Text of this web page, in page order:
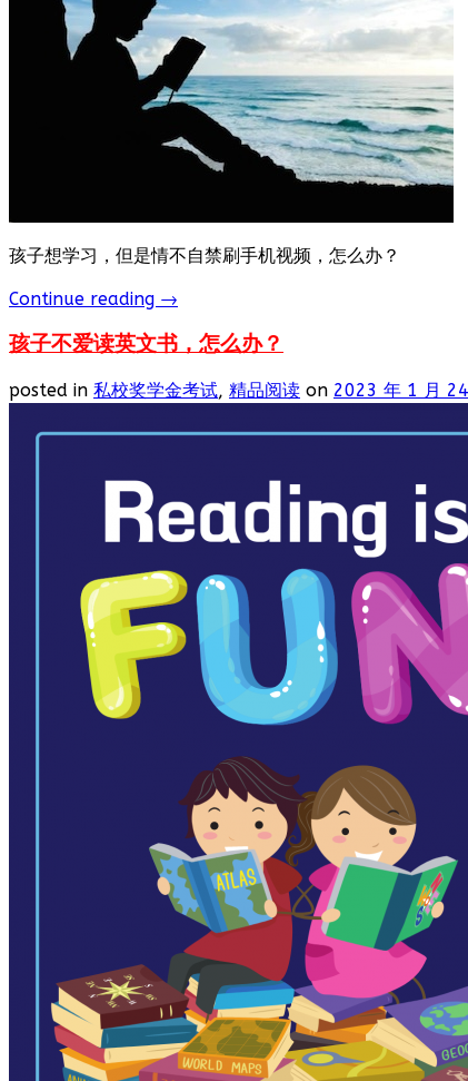
孩子想学习，但是情不自禁刷手机视频，怎么办？
Continue reading →
孩子不爱读英文书，怎么办？
posted in 私校奖学金考试, 精品阅读 on 2023 年 1 月